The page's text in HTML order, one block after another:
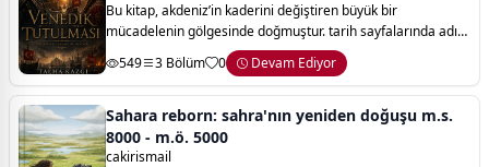
Bu kitap, akdeniz’in kaderini değiştiren büyük bir
mücadelenin gölgesinde doğmuştur. tarih sayfalarında adı
geçen savaşlar, donanmalar ve imparatorluklar aslında
sadece taşın, toprağın ve denizin deği
549 3 Bölüm 0 Devam Ediyor
Sahara reborn: sahra'nın yeniden doğuşu m.s.
8000 - m.ö. 5000
cakirismail